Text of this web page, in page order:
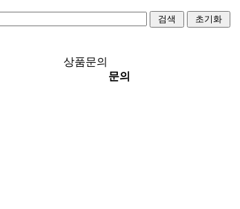
상품문의
문의